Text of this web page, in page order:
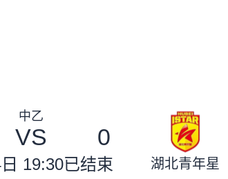
中乙
VS 0
19:30已结束 湖北青年星